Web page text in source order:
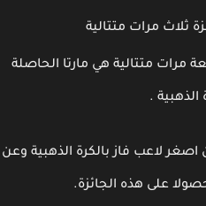
مرات متتالية
مرات متتالية هي مارتا الحاصلة
.
لاعب فاز بالكرة الذهبية وعن
على هذه الجائزة.